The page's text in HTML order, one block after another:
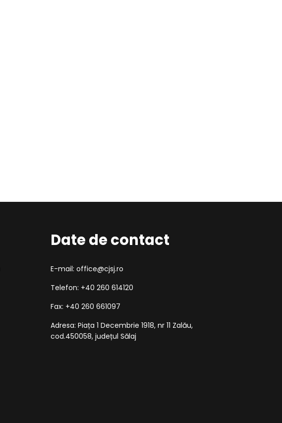
Date de contact
E-mail: office@cjsj.ro
Telefon: +40 260 614120
Fax: +40 260 661097
Adresa: Piața 1 Decembrie 1918, nr 11 Zalău,
cod.450058, județul Sălaj